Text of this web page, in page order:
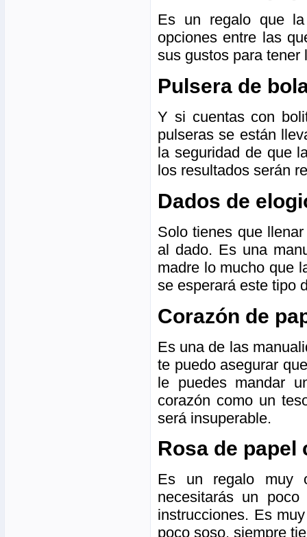
Es un regalo que
opciones entre las
sus gustos para tener
Pulsera de
Y si cuentas con
pulseras se están
la seguridad de que
los resultados serán
Dados de
Solo tienes que
al dado. Es una
madre lo mucho que
se esperará este tipo
Corazón de
Es una de las
te puedo asegurar
le puedes mandar
corazón como un
será insuperable.
Rosa de papel
Es un regalo muy
necesitarás un
instrucciones. Es
poco soso, siempre